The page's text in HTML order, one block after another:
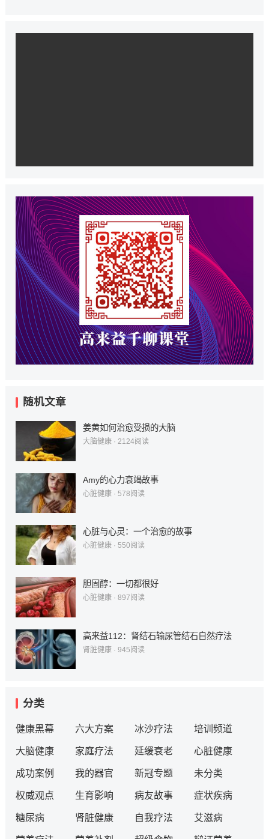
随机文章
姜黄如何治愈受损的大脑
大脑健康· 2124阅读
Amy的心力衰竭故事
心脏健康· 578阅读
心脏与心灵：一个治愈的故事
心脏健康· 550阅读
胆固醇：一切都很好
心脏健康· 897阅读
高来益112：肾结石输尿管结石自然疗法
肾脏健康· 945阅读
分类
健康黑幕 六大方案 冰沙疗法 培训频道
大脑健康 家庭疗法 延缓衰老 心脏健康
成功案例 我的器官 新冠专题 未分类
权威观点 生育影响 病友故事 症状疾病
糖尿病 肾脏健康 自我疗法 艾滋病